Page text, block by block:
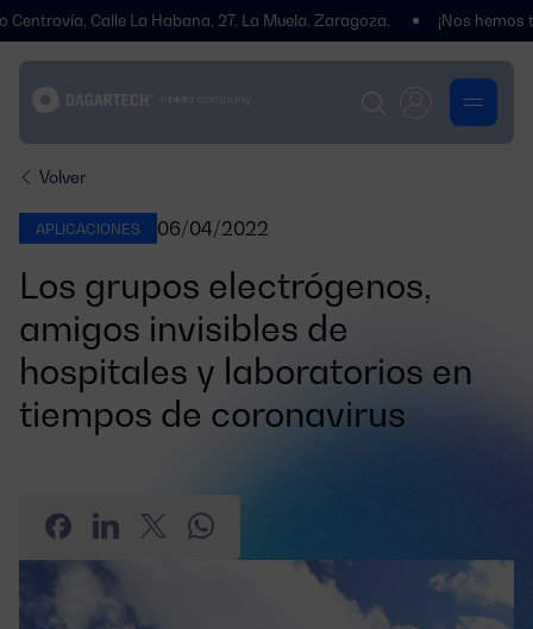
Calle La Habana, 27, La Muela, Zaragoza. ¡Nos hemos
Volver
APLICACIONES 06/04/2022
Los grupos electrógenos,
amigos invisibles de
hospitales y laboratorios en
tiempos de coronavirus